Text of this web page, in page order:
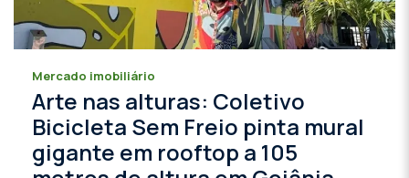
Mercado imobiliário
Arte nas alturas: Coletivo
Bicicleta Sem Freio pinta mural
gigante em rooftop a 105